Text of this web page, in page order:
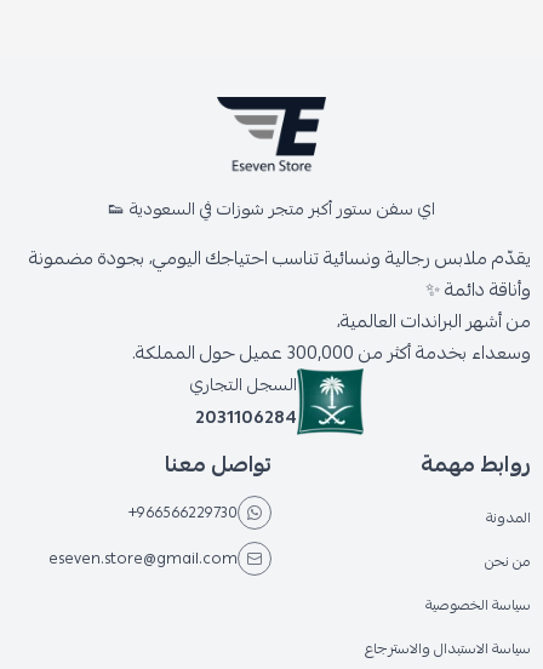
اي سفن ستور أكبر متجر شوزات في السعودية 👟
يقدّم ملابس رجالية ونسائية تناسب احتياجك اليومي، بجودة مضمونة
وأناقة دائمة ✨
من أشهر البراندات العالمية،
وسعداء بخدمة أكثر من 300,000 عميل حول المملكة.
السجل التجاري
2031106284
روابط مهمة
المدونة
من نحن
سياسة الخصوصية
سياسة الاستبدال والاسترجاع
تواصل معنا
+966566229730
eseven.store@gmail.com